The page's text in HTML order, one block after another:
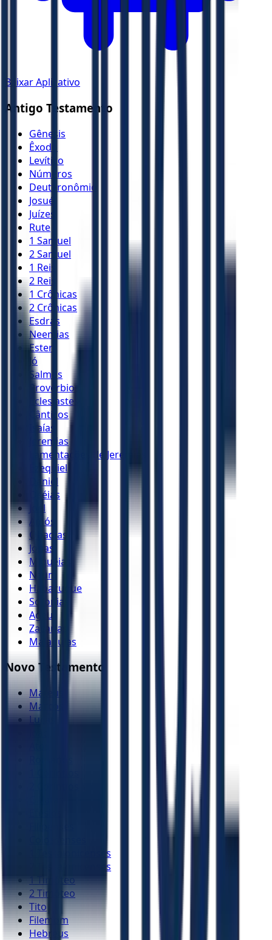
Baixar Aplicativo
Antigo Testamento
Gênesis
Êxodo
Levítico
Números
Deuteronômio
Josué
Juízes
Rute
1 Samuel
2 Samuel
1 Reis
2 Reis
1 Crônicas
2 Crônicas
Esdras
Neemias
Ester
Jó
Salmos
Provérbios
Eclesiastes
Cânticos
Isaías
Jeremias
Lamentações de Jeremias
Ezequiel
Daniel
Oséias
Joel
Amós
Obadias
Jonas
Miquéias
Naum
Habacuque
Sofonias
Ageu
Zacarias
Malaquias
Novo Testamento
Mateus
Marcos
Lucas
1 Tessalonicenses
2 Tessalonicenses
1 Timóteo
2 Timóteo
Tito
Filemom
Hebreus